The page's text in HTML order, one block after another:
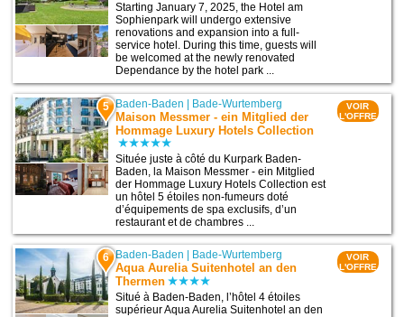
Starting January 7, 2025, the Hotel am
Sophienpark will undergo extensive
renovations and expansion into a full-
service hotel. During this time, guests will
be welcomed at the newly renovated
Dependance by the hotel park ...
5 Baden-Baden | Bade-Wurtemberg
Maison Messmer - ein Mitglied der
Hommage Luxury Hotels Collection
Située juste à côté du Kurpark Baden-
Baden, la Maison Messmer - ein Mitglied
der Hommage Luxury Hotels Collection est
un hôtel 5 étoiles non-fumeurs doté
d’équipements de spa exclusifs, d’un
restaurant et de chambres ...
VOIR
L'OFFRE
6 Baden-Baden | Bade-Wurtemberg
Aqua Aurelia Suitenhotel an den
Thermen
Situé à Baden-Baden, l’hôtel 4 étoiles
supérieur Aqua Aurelia Suitenhotel an den
VOIR
L'OFFRE